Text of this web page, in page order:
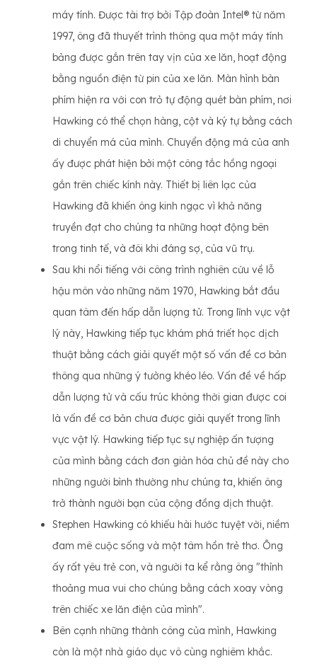
máy tính. Được tài trợ bởi Tập đoàn Intel® từ năm
1997, ông đã thuyết trình thông qua một máy tính
bảng được gắn trên tay vịn của xe lăn, hoạt động
bằng nguồn điện từ pin của xe lăn. Màn hình bàn
phím hiện ra với con trỏ tự động quét bàn phím, nơi
Hawking có thể chọn hàng, cột và ký tự bằng cách
di chuyển má của mình. Chuyển động má của anh
ấy được phát hiện bởi một công tắc hồng ngoại
gắn trên chiếc kính này. Thiết bị liên lạc của
Hawking đã khiến ông kinh ngạc vì khả năng
truyền đạt cho chúng ta những hoạt động bên
trong tinh tế, và đôi khi đáng sợ, của vũ trụ.
Sau khi nổi tiếng với công trình nghiên cứu về lỗ
hậu môn vào những năm 1970, Hawking bắt đầu
quan tâm đến hấp dẫn lượng tử. Trong lĩnh vực vật
lý này, Hawking tiếp tục khám phá triết học dịch
thuật bằng cách giải quyết một số vấn đề cơ bản
thông qua những ý tưởng khéo léo. Vấn đề về hấp
dẫn lượng tử và cấu trúc không thời gian được coi
là vấn đề cơ bản chưa được giải quyết trong lĩnh
vực vật lý. Hawking tiếp tục sự nghiệp ấn tượng
của mình bằng cách đơn giản hóa chủ đề này cho
những người bình thường như chúng ta, khiến ông
trở thành người bạn của cộng đồng dịch thuật.
Stephen Hawking có khiếu hài hước tuyệt vời, niềm
đam mê cuộc sống và một tâm hồn trẻ thơ. Ông
ấy rất yêu trẻ con, và người ta kể rằng ông "thỉnh
thoảng mua vui cho chúng bằng cách xoay vòng
trên chiếc xe lăn điện của mình".
Bên cạnh những thành công của mình, Hawking
còn là một nhà giáo dục vô cùng nghiêm khắc.